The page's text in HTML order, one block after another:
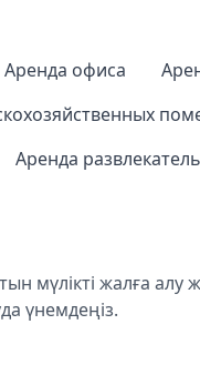
Аренда офиса
Аренда
мүлікті жалға алу
үнемдеңіз.